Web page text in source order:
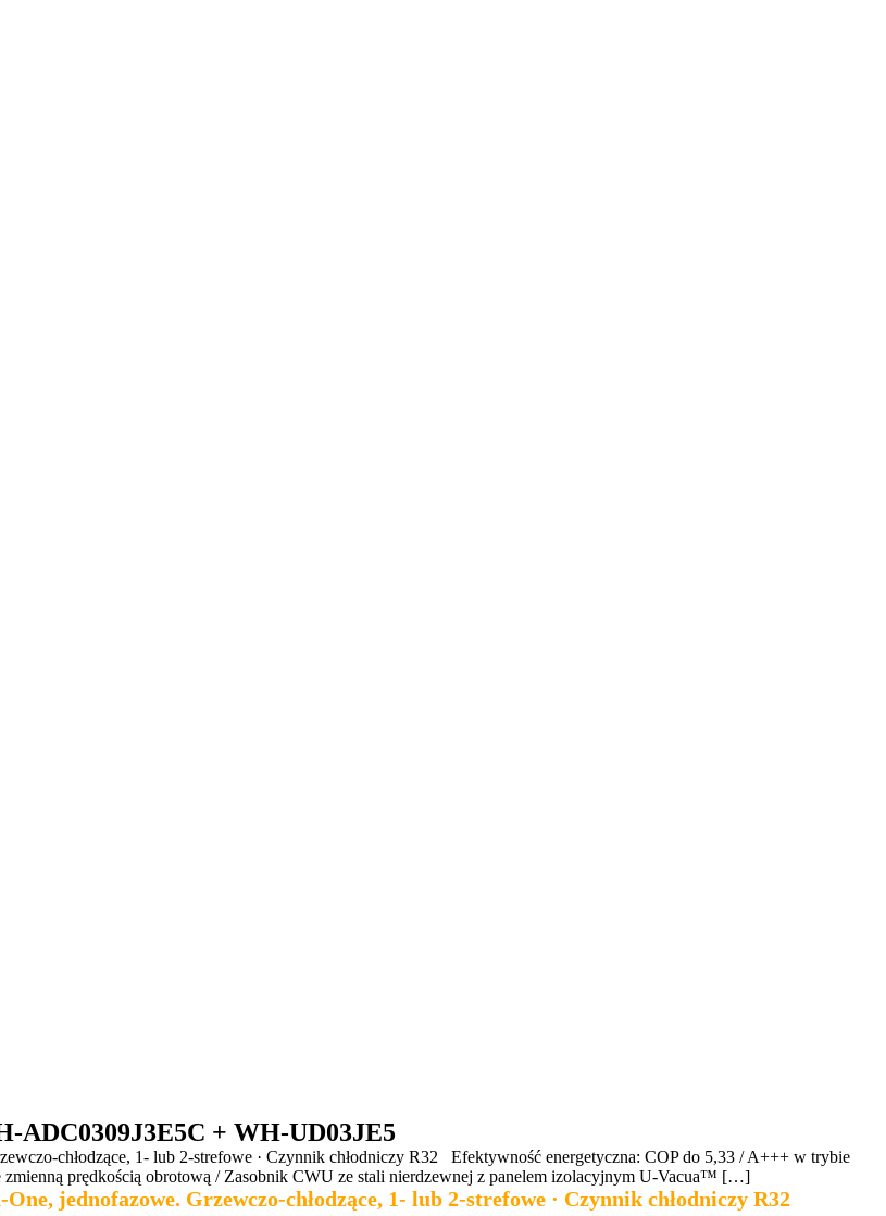
ADC0309J3E5C + WH-UD03JE5
chłodzące, 1- lub 2-strefowe · Czynnik chłodniczy R32 Efektywność energetyczna: COP do 5,33 / A+++ w trybie
prędkością obrotową / Zasobnik CWU ze stali nierdzewnej z panelem izolacyjnym U-Vacua™ […]
jednofazowe. Grzewczo-chłodzące, 1- lub 2-strefowe · Czynnik chłodniczy R32